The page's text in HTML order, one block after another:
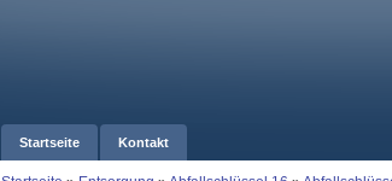
Startseite Kontakt